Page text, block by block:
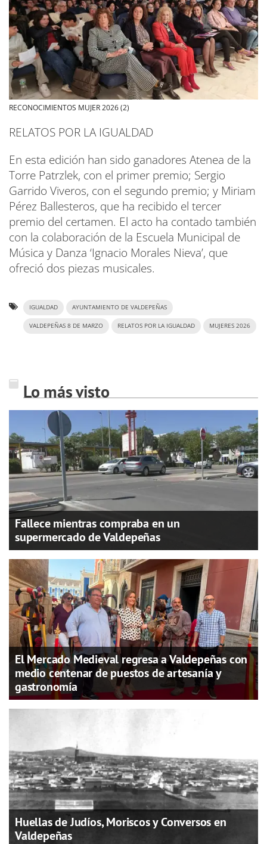
RECONOCIMIENTOS MUJER 2026 (2)
RELATOS POR LA IGUALDAD
En esta edición han sido ganadores Atenea de la
Torre Patrzlek, con el primer premio; Sergio
Garrido Viveros, con el segundo premio; y Miriam
Pérez Ballesteros, que ha recibido el tercer
premio del certamen. El acto ha contado también
con la colaboración de la Escuela Municipal de
Música y Danza ‘Ignacio Morales Nieva’, que
ofreció dos piezas musicales.
IGUALDAD AYUNTAMIENTO DE VALDEPEÑAS
VALDEPEÑAS 8 DE MARZO RELATOS POR LA IGUALDAD MUJERES 2026
Lo más visto
Fallece mientras compraba en un
supermercado de Valdepeñas
El Mercado Medieval regresa a Valdepeñas con
medio centenar de puestos de artesanía y
gastronomía
Huellas de Judíos, Moriscos y Conversos en
Valdepeñas